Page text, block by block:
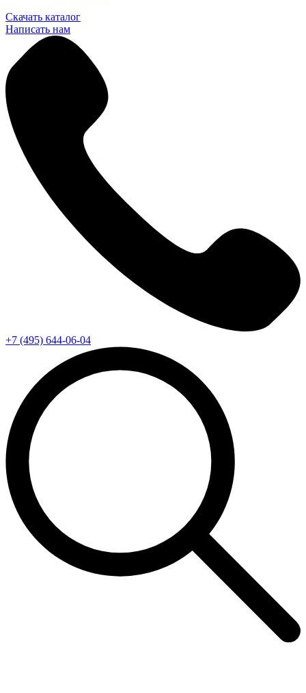
Скачать каталог
Написать нам
+7 (495) 644-06-04